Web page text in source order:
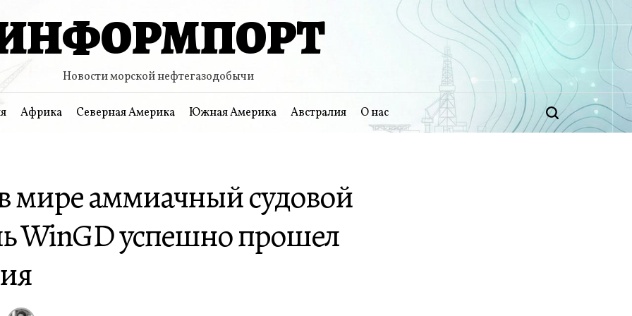
Новости морской нефтегазодобычи
Африка Северная Америка Южная Америка Австралия О нас Поиск
мире аммиачный судовой
WinGD успешно прошел